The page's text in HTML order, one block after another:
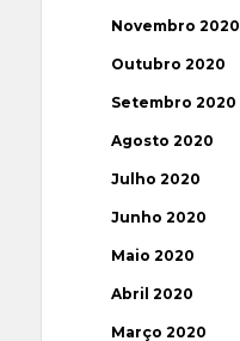
Novembro 2020
Outubro 2020
Setembro 2020
Agosto 2020
Julho 2020
Junho 2020
Maio 2020
Abril 2020
Março 2020